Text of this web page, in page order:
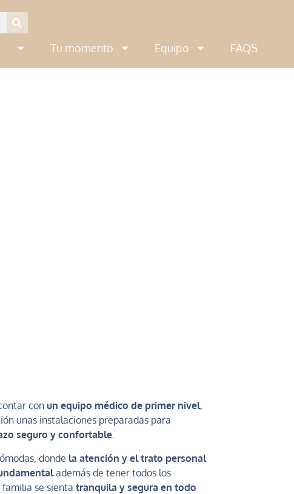
Tu momento Equipo FAQS
con un equipo médico de primer nivel,
unas instalaciones preparadas para
seguro y confortable.
donde la atención y el trato personal
además de tener todos los
se sienta tranquila y segura en todo